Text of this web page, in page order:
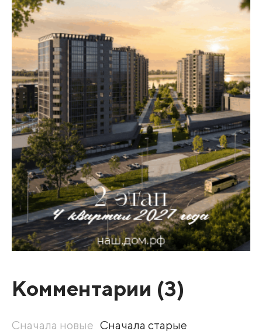
Комментарии (3)
Сначала новые Сначала старые